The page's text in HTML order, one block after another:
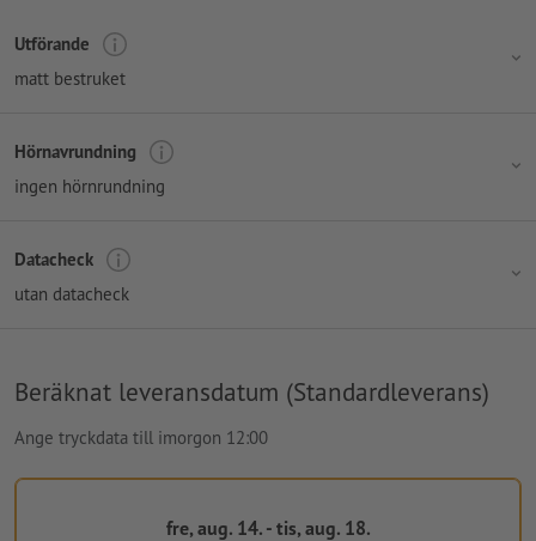
Utförande
matt bestruket
Hörnavrundning
ingen hörnrundning
Datacheck
utan datacheck
Beräknat leveransdatum (Standardleverans)
Ange tryckdata till imorgon 12:00
fre, aug. 14. - tis, aug. 18.